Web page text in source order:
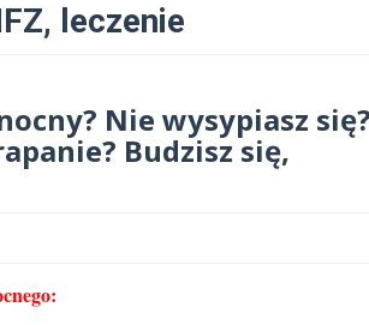
leczenie
Nie wysypiasz się?
Budzisz się,